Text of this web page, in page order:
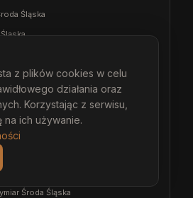
Śląska
Śląska
Śląska
Śląska
Śląska
Środa Śląska
z plików cookies w celu
działania oraz
Korzystając z serwisu,
ich używanie.